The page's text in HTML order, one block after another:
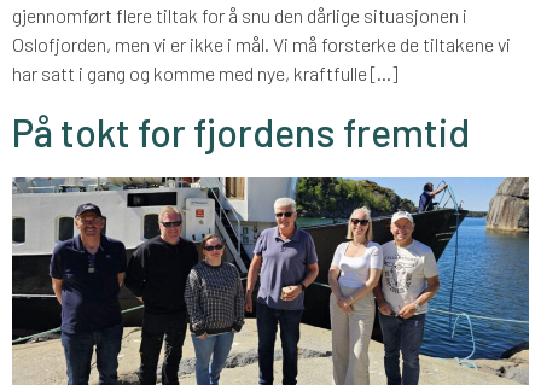
gjennomført flere tiltak for å snu den dårlige situasjonen i
Oslofjorden, men vi er ikke i mål. Vi må forsterke de tiltakene vi
har satt i gang og komme med nye, kraftfulle […]
På tokt for fjordens fremtid